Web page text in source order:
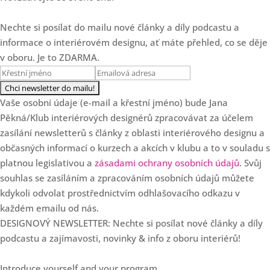
Mastermind skupina - vaše
tajná zbraň pro úspěch v roce
2026
Loading...
23:21
Další 3 zamyšlení o
cenotvorbě designéra
Loading...
3 chyby v cenotvorbě
interiérových designérů
Loading...
SPECIÁL: Klub slaví 7.
narozeniny!
Loading...
36:57
Od květinových dekorací k
luxusním projektům s Danielou
35:37
Nechte si posílat do mailu nové články a díly podcastu a
informace o interiérovém designu, ať máte přehled, co se děje
v oboru. Je to ZDARMA.
Vaše osobní údaje (e-mail a křestní jméno) bude Jana
Pěkná/Klub interiérových designérů zpracovávat za účelem
zasílání newsletterů s články z oblasti interiérového designu a
občasných informací o kurzech a akcích v klubu a to v souladu s
platnou legislativou a zásadami ochrany osobních údajů. Svůj
souhlas se zasíláním a zpracováním osobních údajů můžete
kdykoli odvolat prostřednictvím odhlašovacího odkazu v
každém emailu od nás.
DESIGNOVÝ NEWSLETTER: Nechte si posílat nové články a díly
podcastu a zajímavosti, novinky & info z oboru interiérů!